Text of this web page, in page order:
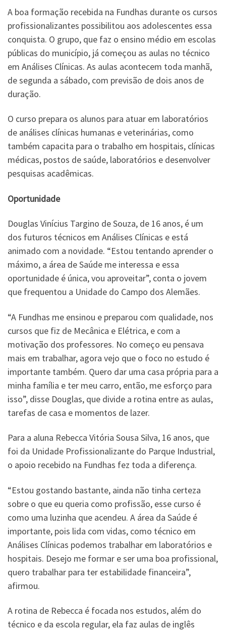
A boa formação recebida na Fundhas durante os cursos
profissionalizantes possibilitou aos adolescentes essa
conquista. O grupo, que faz o ensino médio em escolas
públicas do município, já começou as aulas no técnico
em Análises Clínicas. As aulas acontecem toda manhã,
de segunda a sábado, com previsão de dois anos de
duração.
O curso prepara os alunos para atuar em laboratórios
de análises clínicas humanas e veterinárias, como
também capacita para o trabalho em hospitais, clínicas
médicas, postos de saúde, laboratórios e desenvolver
pesquisas acadêmicas.
Oportunidade
Douglas Vinícius Targino de Souza, de 16 anos, é um
dos futuros técnicos em Análises Clínicas e está
animado com a novidade. “Estou tentando aprender o
máximo, a área de Saúde me interessa e essa
oportunidade é única, vou aproveitar”, conta o jovem
que frequentou a Unidade do Campo dos Alemães.
“A Fundhas me ensinou e preparou com qualidade, nos
cursos que fiz de Mecânica e Elétrica, e com a
motivação dos professores. No começo eu pensava
mais em trabalhar, agora vejo que o foco no estudo é
importante também. Quero dar uma casa própria para a
minha família e ter meu carro, então, me esforço para
isso”, disse Douglas, que divide a rotina entre as aulas,
tarefas de casa e momentos de lazer.
Para a aluna Rebecca Vitória Sousa Silva, 16 anos, que
foi da Unidade Profissionalizante do Parque Industrial,
o apoio recebido na Fundhas fez toda a diferença.
“Estou gostando bastante, ainda não tinha certeza
sobre o que eu queria como profissão, esse curso é
como uma luzinha que acendeu. A área da Saúde é
importante, pois lida com vidas, como técnico em
Análises Clínicas podemos trabalhar em laboratórios e
hospitais. Desejo me formar e ser uma boa profissional,
quero trabalhar para ter estabilidade financeira”,
afirmou.
A rotina de Rebecca é focada nos estudos, além do
técnico e da escola regular, ela faz aulas de inglês